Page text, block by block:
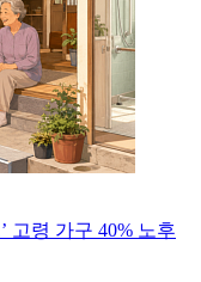
고령 가구 40% 노후